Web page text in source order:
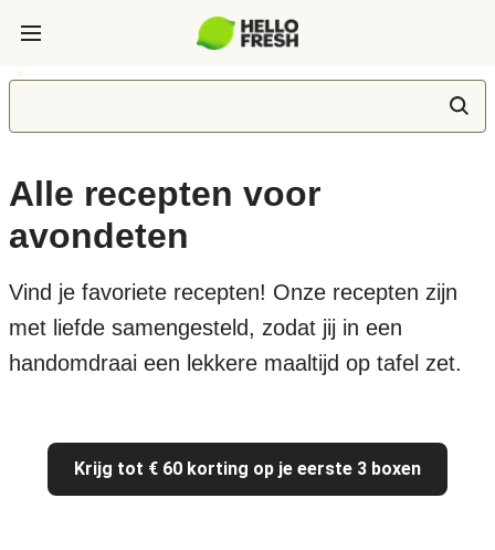
Alle recepten voor
avondeten
Vind je favoriete recepten! Onze recepten zijn
met liefde samengesteld, zodat jij in een
handomdraai een lekkere maaltijd op tafel zet.
Krijg tot € 60 korting op je eerste 3 boxen